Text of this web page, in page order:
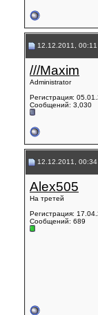
12.12.2011, 00:11
///Maxim
Administrator
Регистрация:
Сообщений: 3,030
12.12.2011, 00:34
Alex505
На третей
Регистрация:
Сообщений: 689